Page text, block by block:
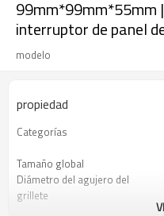
99mm*99mm*55mm
interruptor de panel
modelo
propiedad
Categorías
Tamaño global
Diámetro del agujero del
grillete